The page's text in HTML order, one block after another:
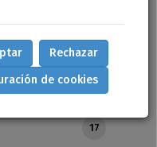
91
17
Rechazar
de cookies